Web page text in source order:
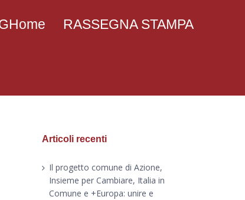
RASSEGNA STAMPA
Articoli recenti
Il progetto comune di Azione,
Insieme per Cambiare, Italia in
Comune e +Europa: unire e